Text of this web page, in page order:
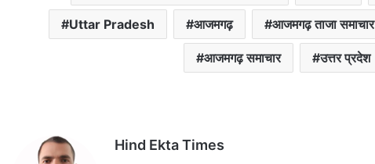
Uttar Pradesh आजमगढ़ आजमगढ़ ताजा समाचार
आजमगढ़ समाचार उत्तर प्रदेश
Hind Ekta Times